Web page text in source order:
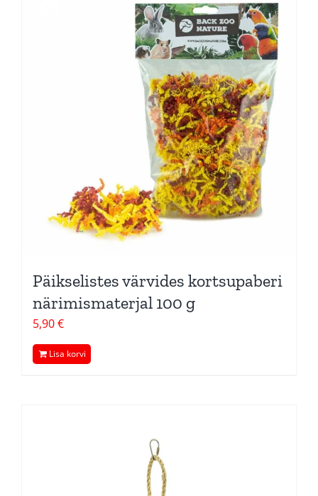
Päikselistes värvides kortsupaberi
närimismaterjal 100 g
5,90€
Lisa korvi